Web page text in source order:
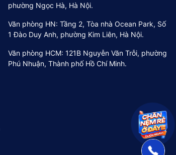
phường Ngọc Hà, Hà Nội.
Văn phòng HN: Tầng 2, Tòa nhà Ocean Park, Số
1 Đào Duy Anh, phường Kim Liên, Hà Nội.
Văn phòng HCM: 121B Nguyễn Văn Trỗi, phường
Phú Nhuận, Thành phố Hồ Chí Minh.